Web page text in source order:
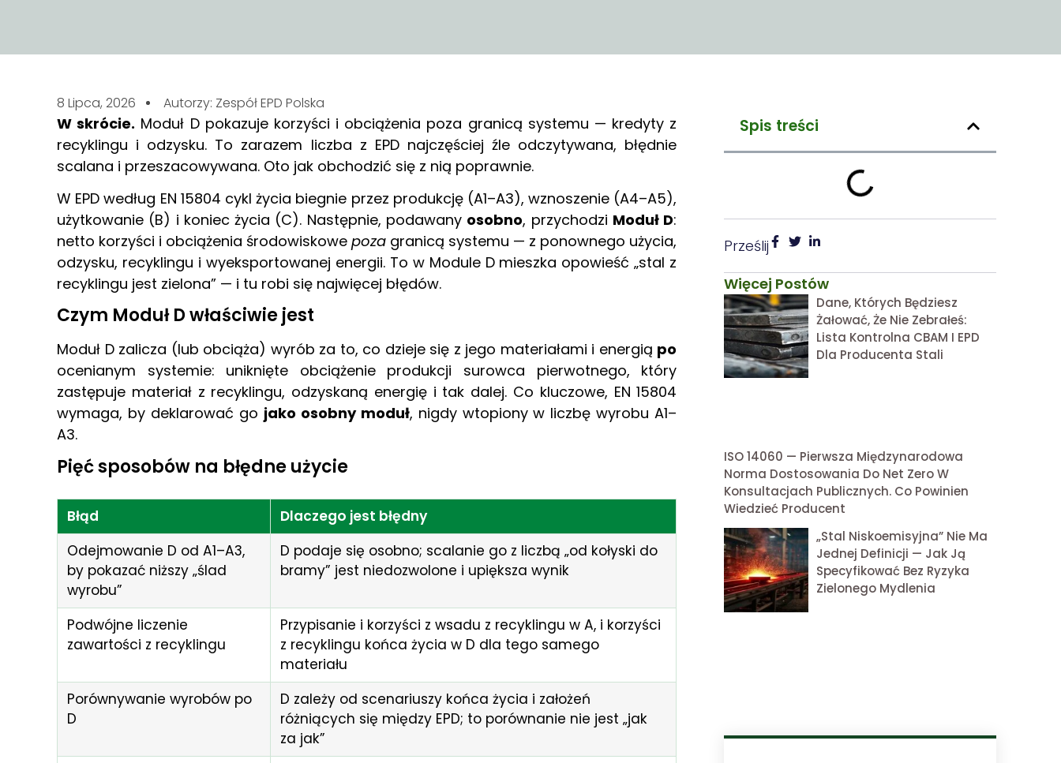
8 Lipca, 2026 Autorzy: Zespół EPD Polska
W skrócie. Moduł D pokazuje korzyści i obciążenia poza granicą systemu — kredyty z
recyklingu i odzysku. To zarazem liczba z EPD najczęściej źle odczytywana, błędnie
scalana i przeszacowywana. Oto jak obchodzić się z nią poprawnie.
W EPD według EN 15804 cykl życia biegnie przez produkcję (A1–A3), wznoszenie (A4–A5),
użytkowanie (B) i koniec życia (C). Następnie, podawany osobno, przychodzi Moduł D:
netto korzyści i obciążenia środowiskowepoza granicą systemu — z ponownego użycia,
odzysku, recyklingu i wyeksportowanej energii. To w Module D mieszka opowieść „stal z
recyklingu jest zielona” — i tu robi się najwięcej błędów.
Czym Moduł D właściwie jest
Moduł D zalicza (lub obciąża) wyrób za to, co dzieje się z jego materiałami i energią po
ocenianym systemie: uniknięte obciążenie produkcji surowca pierwotnego, który
zastępuje materiał z recyklingu, odzyskaną energię i tak dalej. Co kluczowe, EN 15804
wymaga, by deklarować go jako osobny moduł, nigdy wtopiony w liczbę wyrobu A1–
A3.
Pięć sposobów na błędne użycie
Błąd
Dlaczego jest błędny
Odejmowanie D od A1–A3,
by pokazać niższy „ślad
wyrobu”
D podaje się osobno; scalanie go z liczbą „od kołyski do
bramy” jest niedozwolone i upiększa wynik
Podwójne liczenie
zawartości z recyklingu
Przypisanie i korzyści z wsadu z recyklingu w A, i korzyści
z recyklingu końca życia w D dla tego samego
materiału
Porównywanie wyrobów po
D
D zależy od scenariuszy końca życia i założeń
różniących się między EPD; to porównanie nie jest „jak
za jak”
Spis treści
Prześlij
Więcej Postów
Dane, Których Będziesz
Żałować, Że Nie Zebrałeś:
Lista Kontrolna CBAM I EPD
Dla Producenta Stali
ISO 14060 — Pierwsza Międzynarodowa
Norma Dostosowania Do Net Zero W
Konsultacjach Publicznych. Co Powinien
Wiedzieć Producent
„Stal Niskoemisyjna” Nie Ma
Jednej Definicji — Jak Ją
Specyfikować Bez Ryzyka
Zielonego Mydlenia